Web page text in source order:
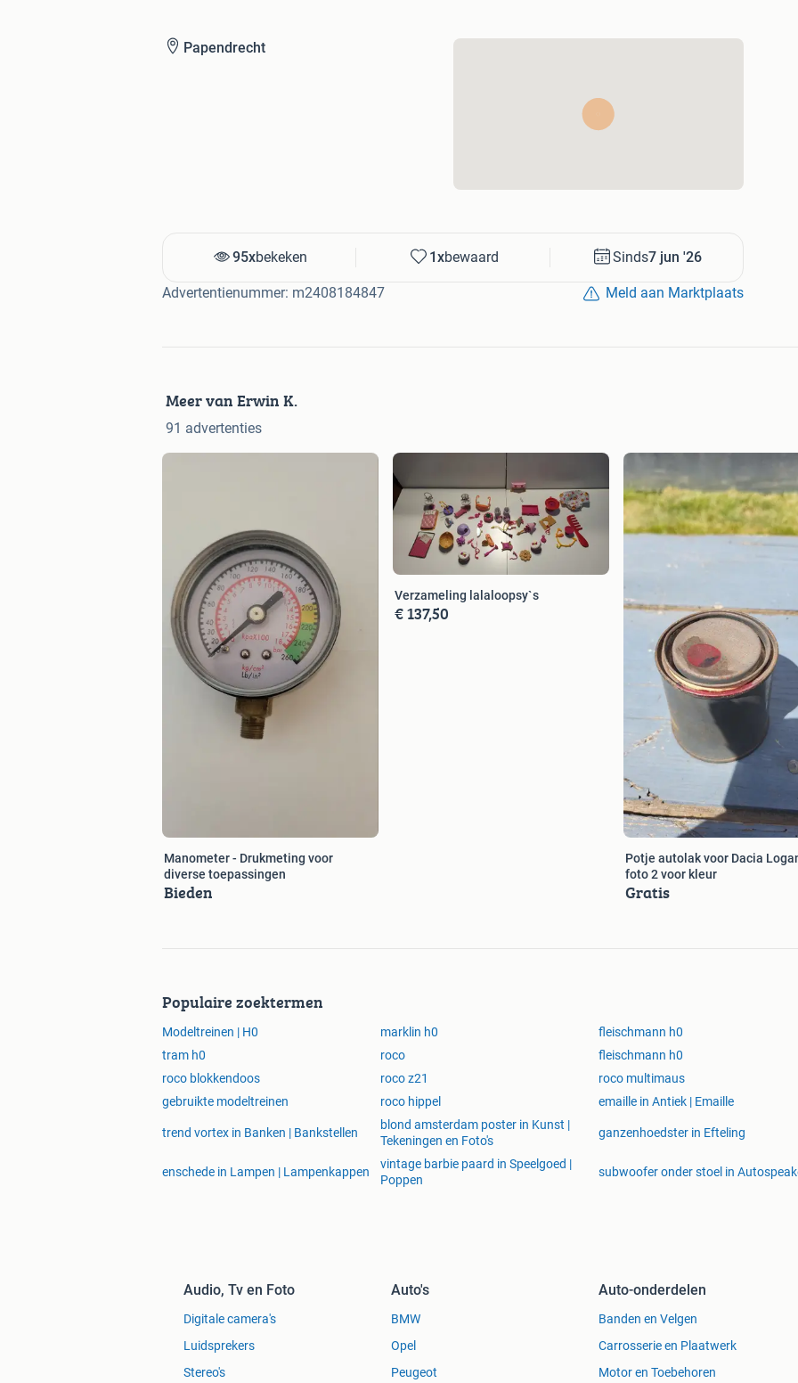
Papendrecht
95xbekeken 1xbewaard Sinds7 jun '26
Advertentienummer: m2408184847 Meld aan Marktplaats
Meer van Erwin K.
91 advertenties
Manometer - Drukmeting voor
diverse toepassingen
Bieden
Verzameling lalaloopsy`s
€ 137,50
Potje autolak voor Dacia
foto 2 voor kleur
Gratis
Populaire zoektermen
Modeltreinen | H0 marklin h0 fleischmann h0
tram h0
roco fleischmann h0
roco blokkendoos
roco z21 roco multimaus
gebruikte modeltreinen
roco hippel emaille in Antiek | Emaille
trend vortex in Banken | Bankstellen
blond amsterdam poster in Kunst |
Tekeningen en Foto's
ganzenhoedster in Efteling
enschede in Lampen | Lampenkappen
vintage barbie paard in Speelgoed |
Poppen
subwoofer onder stoel in
Audio, Tv en Foto
Digitale camera's
Luidsprekers
Stereo's
Auto's
BMW
Opel
Peugeot
Auto-onderdelen
Banden en Velgen
Carrosserie en Plaatwerk
Motor en Toebehoren